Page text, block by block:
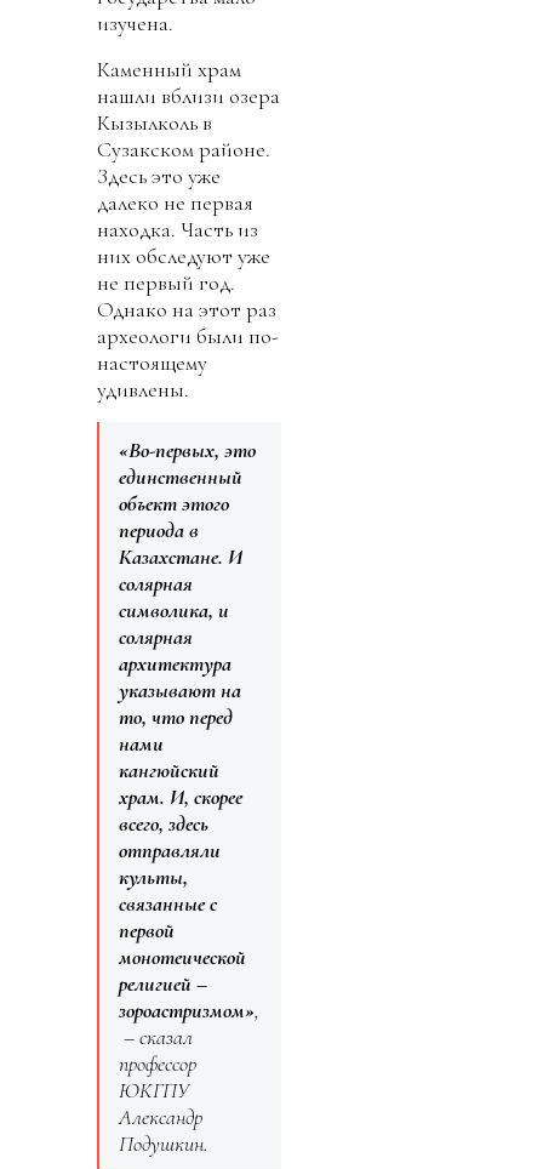
изучена.
Каменный храм
нашли вблизи озера
Кызылколь в
Сузакском районе.
Здесь это уже
далеко не первая
находка. Часть из
них обследуют уже
не первый год.
Однако на этот раз
археологи были по-
настоящему
удивлены.
«Во-первых, это
единственный
объект этого
периода в
Казахстане. И
солярная
символика, и
солярная
архитектура
указывают на
то, что перед
нами
кангюйский
храм. И, скорее
всего, здесь
отправляли
культы,
связанные с
первой
монотеической
религией –
зороастризмом»,
– сказал
профессор
ЮКГПУ
Александр
Подушкин.